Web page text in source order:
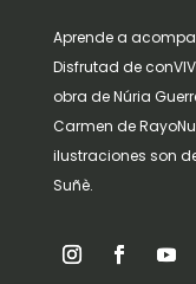
Aprende a
Disfrutad de
obra de Núria
Carmen de
ilustraciones son
Suñè.